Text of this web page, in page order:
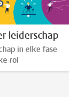
leiderschap
in elke fase
rol